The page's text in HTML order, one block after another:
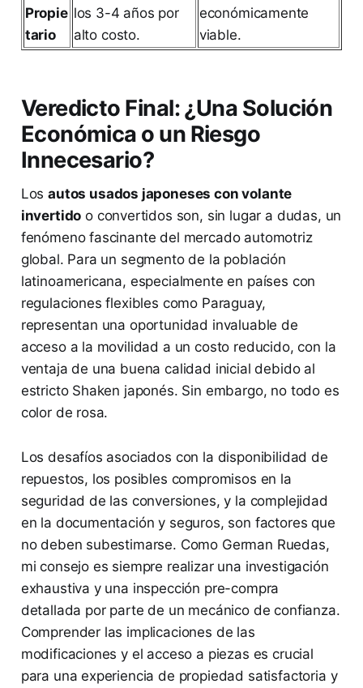
Propie
tario
los 3-4 años por
alto costo.
económicamente
viable.
Veredicto Final: ¿Una Solución
Económica o un Riesgo
Innecesario?
Losautos usados japoneses con volante
invertido o convertidos son, sin lugar a dudas, un
fenómeno fascinante del mercado automotriz
global. Para un segmento de la población
latinoamericana, especialmente en países con
regulaciones flexibles como Paraguay,
representan una oportunidad invaluable de
acceso a la movilidad a un costo reducido, con la
ventaja de una buena calidad inicial debido al
estricto Shaken japonés. Sin embargo, no todo es
color de rosa.
Los desafíos asociados con la disponibilidad de
repuestos, los posibles compromisos en la
seguridad de las conversiones, y la complejidad
en la documentación y seguros, son factores que
no deben subestimarse. Como German Ruedas,
mi consejo es siempre realizar una investigación
exhaustiva y una inspección pre-compra
detallada por parte de un mecánico de confianza.
Comprender las implicaciones de las
modificaciones y el acceso a piezas es crucial
para una experiencia de propiedad satisfactoria y